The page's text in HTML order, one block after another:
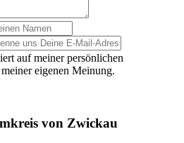
auf meiner persönlichen
eigenen Meinung.
von Zwickau